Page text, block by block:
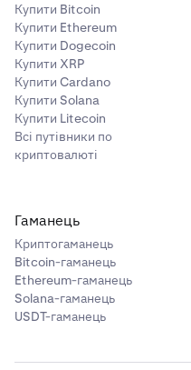
Купити Bitcoin
Купити Ethereum
Купити Dogecoin
Купити XRP
Купити Cardano
Купити Solana
Купити Litecoin
Всі путівники по
криптовалюті
Гаманець
Криптогаманець
Bitcoin-гаманець
Ethereum-гаманець
Solana-гаманець
USDT-гаманець